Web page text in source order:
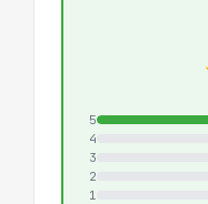
5
4
3
2
1